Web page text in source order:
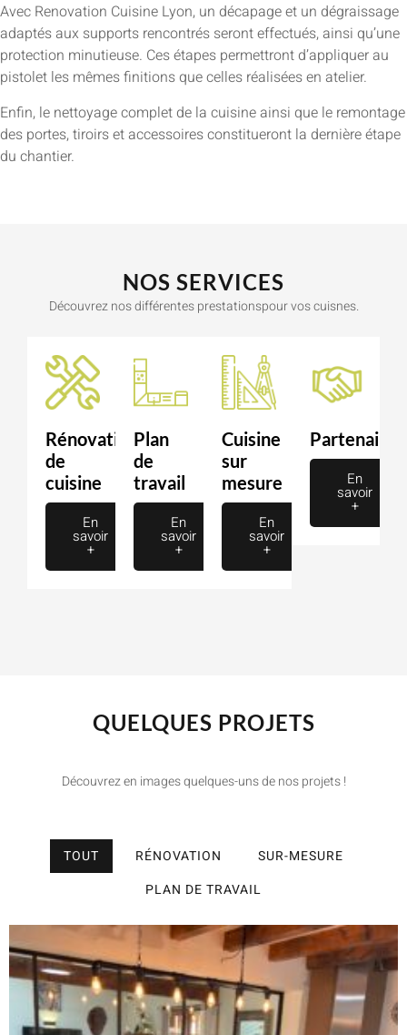
Avec Renovation Cuisine Lyon, un décapage et un dégraissage
adaptés aux supports rencontrés seront effectués, ainsi qu’une
protection minutieuse. Ces étapes permettront d’appliquer au
pistolet les mêmes finitions que celles réalisées en atelier.
Enfin, le nettoyage complet de la cuisine ainsi que le remontage
des portes, tiroirs et accessoires constitueront la dernière étape
du chantier.
NOS SERVICES
Découvrez nos différentes prestationspour vos cuisnes.
Rénovation
de
cuisine
En
savoir
+
Plan
de
travail
En
savoir
+
Cuisine
sur
mesure
En
savoir
+
Partenaire
En
savoir
+
QUELQUES PROJETS
Découvrez en images quelques-uns de nos projets !
TOUT RÉNOVATION
SUR-MESURE
PLAN DE TRAVAIL